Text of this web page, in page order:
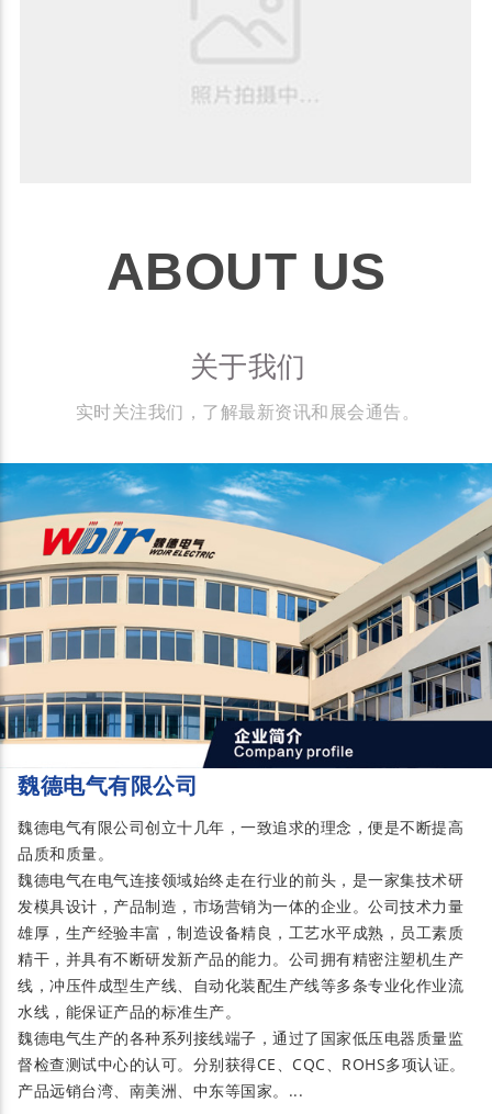
ABOUT US
关于我们
实时关注我们，了解最新资讯和展会通告。
魏德电气有限公司
魏德电气有限公司创立十几年，一致追求的理念，便是不断提高
品质和质量。
魏德电气在电气连接领域始终走在行业的前头，是一家集技术研
发模具设计，产品制造，市场营销为一体的企业。公司技术力量
雄厚，生产经验丰富，制造设备精良，工艺水平成熟，员工素质
精干，并具有不断研发新产品的能力。公司拥有精密注塑机生产
线，冲压件成型生产线、自动化装配生产线等多条专业化作业流
水线，能保证产品的标准生产。
魏德电气生产的各种系列接线端子，通过了国家低压电器质量监
督检查测试中心的认可。分别获得CE、CQC、ROHS多项认证。
产品远销台湾、南美洲、中东等国家。...